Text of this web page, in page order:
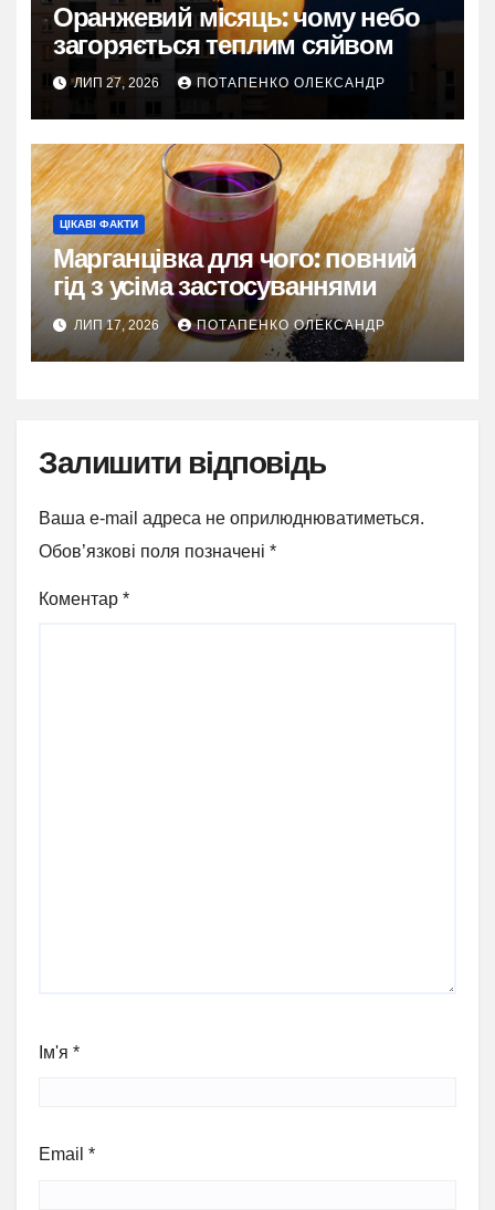
Оранжевий місяць: чому небо
загоряється теплим сяйвом
ЛИП 27, 2026 ПОТАПЕНКО ОЛЕКСАНДР
ЦІКАВІ ФАКТИ
Марганцівка для чого: повний
гід з усіма застосуваннями
ЛИП 17, 2026 ПОТАПЕНКО ОЛЕКСАНДР
Залишити відповідь
Ваша e-mail адреса не оприлюднюватиметься.
Обов’язкові поля позначені *
Коментар *
Ім'я *
Email *